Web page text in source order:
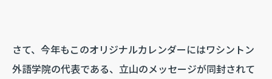
さて、今年もこのオリジナルカレンダーにはワシントン
外語学院の代表である、立山のメッセージが同封されて